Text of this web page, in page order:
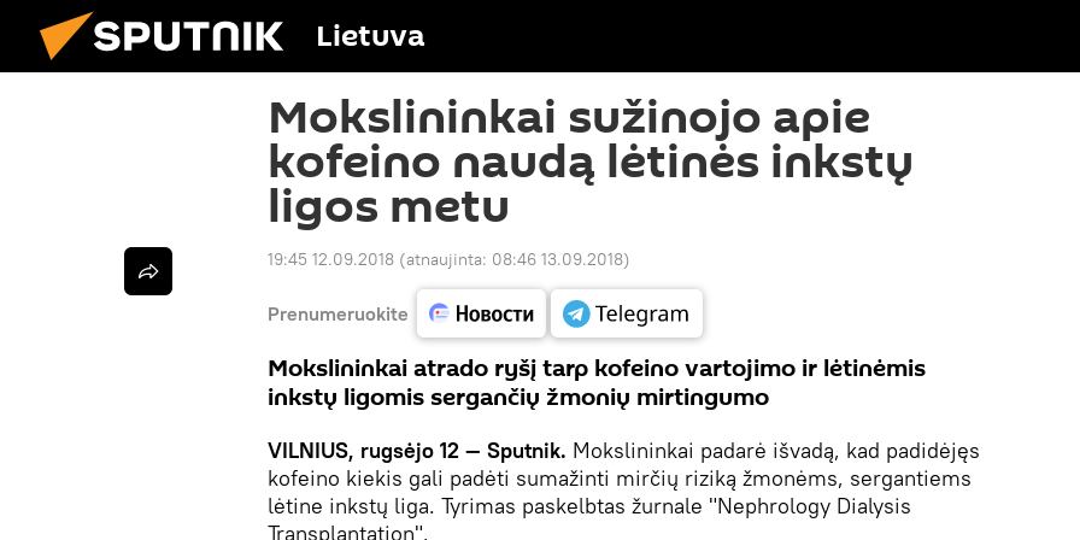
Lietuva
Mokslininkai sužinojo apie
kofeino naudą lėtinės inkstų
ligos metu
19:45 12.09.2018 (atnaujinta: 08:46 13.09.2018)
Prenumeruokite
Mokslininkai atrado ryšį tarp kofeino vartojimo ir lėtinėmis
inkstų ligomis sergančių žmonių mirtingumo
VILNIUS, rugsėjo 12 — Sputnik. Mokslininkai padarė išvadą, kad padidėjęs
kofeino kiekis gali padėti sumažinti mirčių riziką žmonėms, sergantiems
lėtine inkstų liga. Tyrimas paskelbtas žurnale "Nephrology Dialysis
Transplantation".